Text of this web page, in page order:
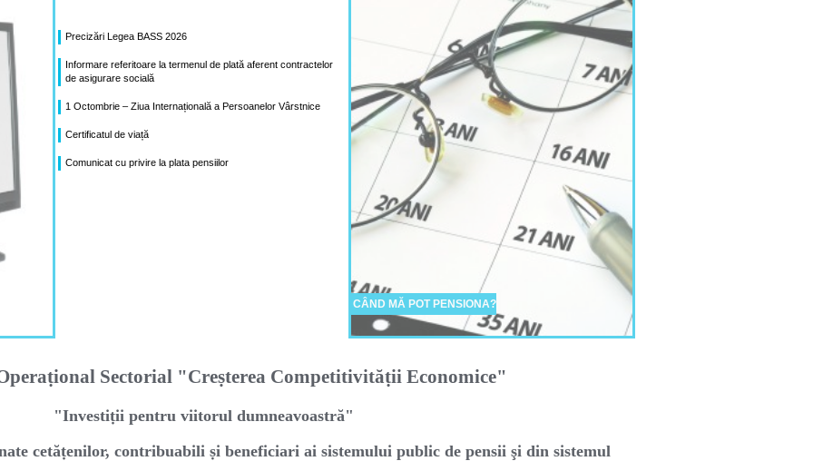
Precizări Legea BASS 2026
Informare referitoare la termenul de plată aferent contractelor
de asigurare socială
1 Octombrie – Ziua Internațională a Persoanelor Vârstnice
Certificatul de viață
Comunicat cu privire la plata pensiilor
CÂND MĂ POT PENSIONA?
Sectorial "Creṣterea Competitivităṭii Economice"
"Investiṭii pentru viitorul dumneavoastră"
cetăṭenilor, contribuabili ṣi beneficiari ai sistemului public de pensii şi din sistemul